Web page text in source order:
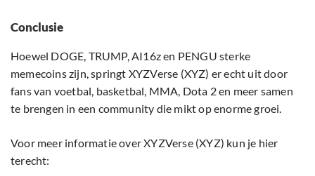
Conclusie
Hoewel DOGE, TRUMP, AI16z en PENGU sterke
memecoins zijn, springt XYZVerse (XYZ) er echt uit door
fans van voetbal, basketbal, MMA, Dota 2 en meer samen
te brengen in een community die mikt op enorme groei.
Voor meer informatie over XYZVerse (XYZ) kun je hier
terecht: